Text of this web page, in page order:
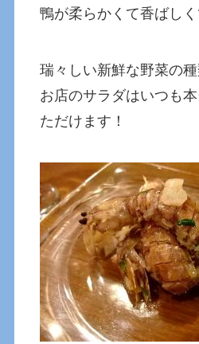
鴨が柔らかくて香ばしく
瑞々しい新鮮な野菜の
お店のサラダはいつも
ただけます！